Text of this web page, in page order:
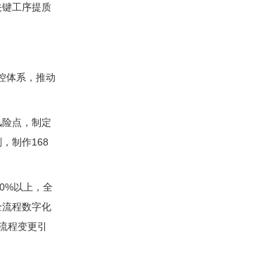
工序提质
体系，推动
点，制定
制作168
以上，全
程数字化
程变更引